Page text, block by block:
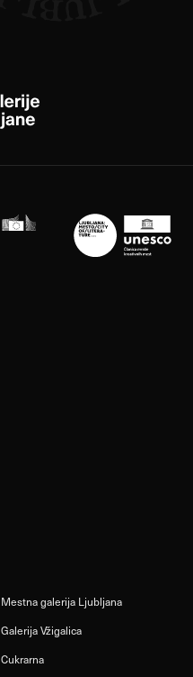
Mestna galerija Ljubljana
Galerija Vžigalica
Cukrarna